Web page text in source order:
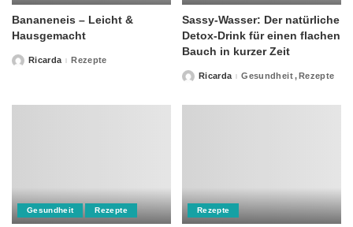
Bananeneis – Leicht &
Hausgemacht
PostedRicarda Rezepte
Sassy-Wasser: Der natürliche
Detox-Drink für einen flachen
Bauch in kurzer Zeit
PostedRicarda Gesundheit Rezepte
Gesundheit Rezepte Rezepte